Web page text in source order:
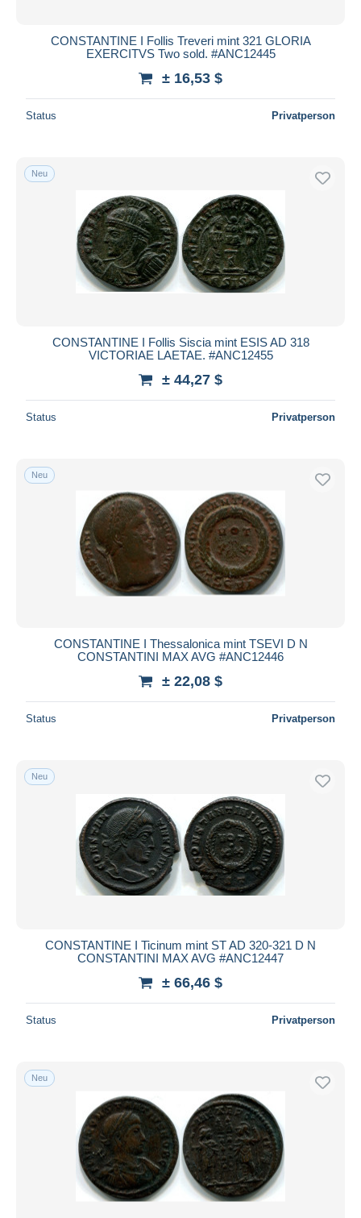
CONSTANTINE I Follis Treveri mint 321 GLORIA
EXERCITVS Two sold. #ANC12445
± 16,53 $
Status Privatperson
Neu
CONSTANTINE I Follis Siscia mint ESIS AD 318
VICTORIAE LAETAE. #ANC12455
± 44,27 $
Status Privatperson
Neu
CONSTANTINE I Thessalonica mint TSEVI D N
CONSTANTINI MAX AVG #ANC12446
± 22,08 $
Status Privatperson
Neu
CONSTANTINE I Ticinum mint ST AD 320-321 D N
CONSTANTINI MAX AVG #ANC12447
± 66,46 $
Status Privatperson
Neu